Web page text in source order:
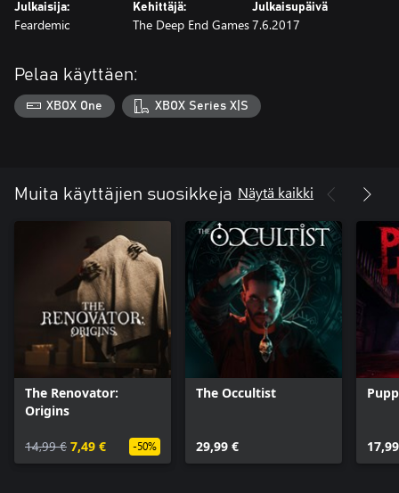
Julkaisija:
Feardemic
Kehittäjä:
The Deep End Games
Julkaisupäivä
7.6.2017
Pelaa käyttäen:
XBOX One XBOX Series X|S
Muita käyttäjien suosikkeja Näytä kaikki
The Renovator:
Origins
14,99 € 7,49 € -50%
The Occultist
29,99 €